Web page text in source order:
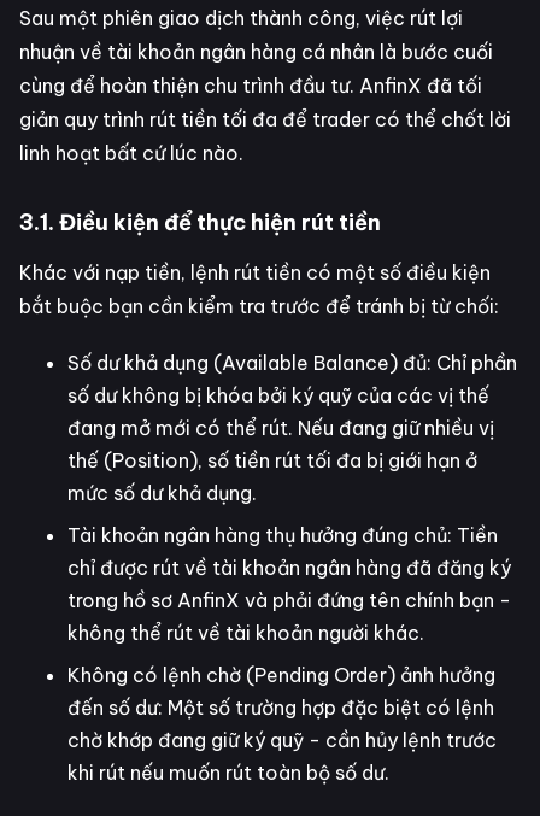
Sau một phiên giao dịch thành công, việc rút lợi
nhuận về tài khoản ngân hàng cá nhân là bước cuối
cùng để hoàn thiện chu trình đầu tư. AnfinX đã tối
giản quy trình rút tiền tối đa để trader có thể chốt lời
linh hoạt bất cứ lúc nào.
3.1. Điều kiện để thực hiện rút tiền
Khác với nạp tiền, lệnh rút tiền có một số điều kiện
bắt buộc bạn cần kiểm tra trước để tránh bị từ chối:
Số dư khả dụng (Available Balance) đủ: Chỉ phần
số dư không bị khóa bởi ký quỹ của các vị thế
đang mở mới có thể rút. Nếu đang giữ nhiều vị
thế (Position), số tiền rút tối đa bị giới hạn ở
mức số dư khả dụng.
Tài khoản ngân hàng thụ hưởng đúng chủ: Tiền
chỉ được rút về tài khoản ngân hàng đã đăng ký
trong hồ sơ AnfinX và phải đứng tên chính bạn -
không thể rút về tài khoản người khác.
Không có lệnh chờ (Pending Order) ảnh hưởng
đến số dư: Một số trường hợp đặc biệt có lệnh
chờ khớp đang giữ ký quỹ - cần hủy lệnh trước
khi rút nếu muốn rút toàn bộ số dư.